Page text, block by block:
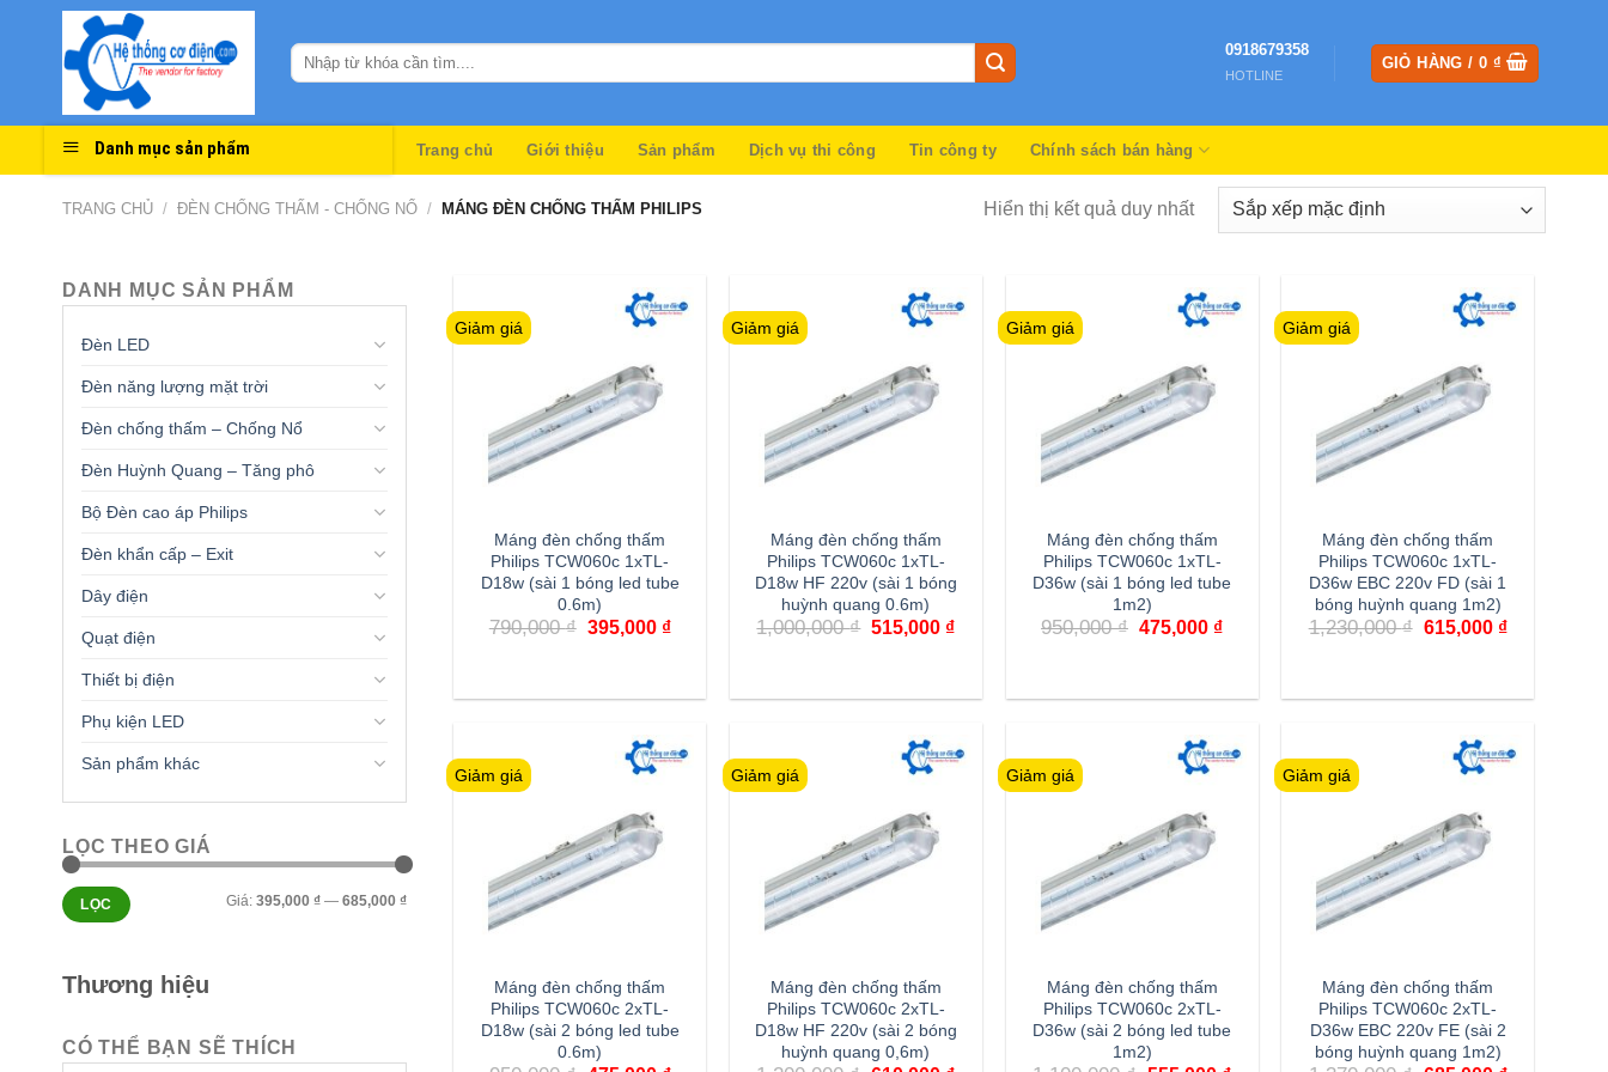
0918679358
HOTLINE
GIỎ HÀNG / 0 ₫
Danh mục sản phẩm Trang chủ Giới thiệu Sản phẩm Dịch vụ thi công Tin công ty Chính sách bán hàng
TRANG CHỦ / ĐÈN CHỐNG THẤM - CHỐNG NỔ / MÁNG ĐÈN CHỐNG THẤM PHILIPS Hiển thị kết quả duy nhất
DANH MỤC SẢN PHẨM
Đèn LED
Đèn năng lượng mặt trời
Đèn chống thấm – Chống Nổ
Đèn Huỳnh Quang – Tăng phô
Bộ Đèn cao áp Philips
Đèn khẩn cấp – Exit
Dây điện
Quạt điện
Thiết bị điện
Phụ kiện LED
Sản phẩm khác
LỌC THEO GIÁ
Giá
tối
thiểu
Giá
tối
đa
LỌC Giá: 395,000 ₫— 685,000 ₫
Thương hiệu
CÓ THỂ BẠN SẼ THÍCH
Giảm giá
Máng đèn chống thấm
Philips TCW060c 1xTL-
D18w (sài 1 bóng led tube
0.6m)
790,000₫ Giá
395,000 ₫Giá
395,000 ₫.
Giảm giá
Máng đèn chống thấm
Philips TCW060c 1xTL-
D18w HF 220v (sài 1 bóng
huỳnh quang 0.6m)
1,000,000₫ Giá
515,000 ₫Giá
515,000 ₫.
Giảm giá
Máng đèn chống thấm
Philips TCW060c 1xTL-
D36w (sài 1 bóng led tube
1m2)
950,000₫ Giá
475,000 ₫Giá
475,000 ₫.
Giảm giá
Máng đèn chống thấm
Philips TCW060c 1xTL-
D36w EBC 220v FD (sài 1
bóng huỳnh quang 1m2)
1,230,000₫ Giá
615,000 ₫Giá
615,000 ₫.
Giảm giá
Máng đèn chống thấm
Philips TCW060c 2xTL-
D18w (sài 2 bóng led tube
0.6m)
Giảm giá
Máng đèn chống thấm
Philips TCW060c 2xTL-
D18w HF 220v (sài 2 bóng
huỳnh quang 0,6m)
Giảm giá
Máng đèn chống thấm
Philips TCW060c 2xTL-
D36w (sài 2 bóng led tube
1m2)
Giảm giá
Máng đèn chống thấm
Philips TCW060c 2xTL-
D36w EBC 220v FE (sài 2
bóng huỳnh quang 1m2)